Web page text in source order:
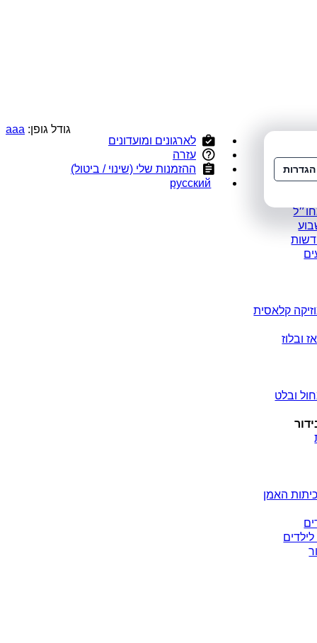
גודל גופן: aaa
קלאסית
ובלוז
ובלט
האמן
לארגונים ומועדונים
עזרה
ההזמנות שלי (שינוי / ביטול)
русский
הגדרות